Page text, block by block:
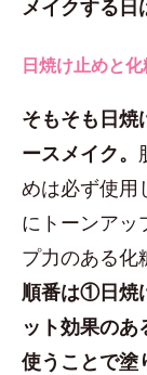
メイクする日
日焼け止めと
そもそも日焼
ースメイク。
めは必ず使用
にトーンアッ
プ力のある化
順番は①日
ット効果の
使うことで塗